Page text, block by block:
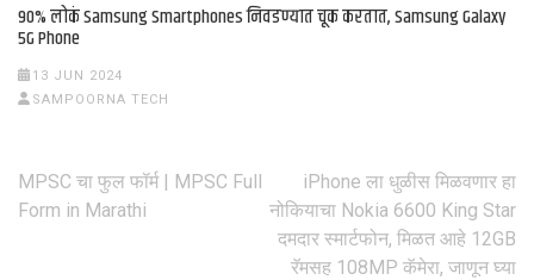
90% लोकं Samsung Smartphones निवडण्यात चूक करतात, Samsung Galaxy
5G Phone
13 JUN 2024
SAMPOORNA TECH
Post
MPSC चा फुल फॉर्म | MPSC Full
Form in Marathi
iPhone ला धुळीस मिळवणार हा
नोकियाचा Nokia 6600 King Star
दमदार स्मार्टफोन, मिळत आहे 12GB
रॅमसह 108MP कॅमेरा, जाणून घ्या